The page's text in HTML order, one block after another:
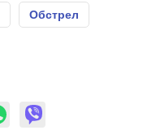
Обстрел